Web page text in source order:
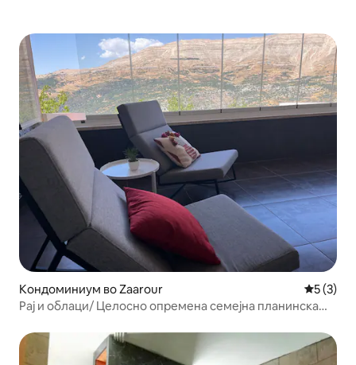
Кондоминиум во Zaarour
5 (3)
Рај и облаци/ Целосно опремена семејна планинска